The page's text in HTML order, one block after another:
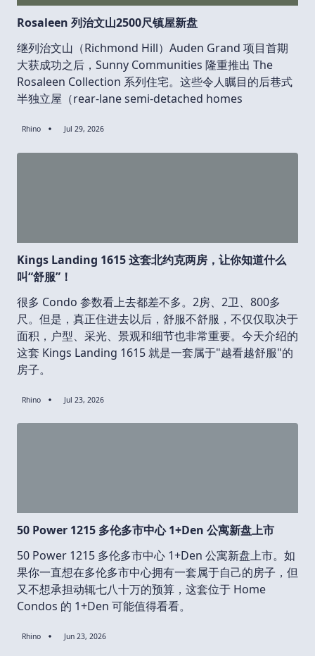
Rosaleen 列治文山2500尺镇屋新盘
继列治文山（Richmond Hill）Auden Grand 项目首期
大获成功之后，Sunny Communities 隆重推出 The
Rosaleen Collection 系列住宅。这些令人瞩目的后巷式
半独立屋（rear-lane semi-detached homes
Rhino Jul 29, 2026
Kings Landing 1615 这套北约克两房，让你知道什么
叫“舒服”！
很多 Condo 参数看上去都差不多。2房、2卫、800多
尺。但是，真正住进去以后，舒服不舒服，不仅仅取决于
面积，户型、采光、景观和细节也非常重要。今天介绍的
这套 Kings Landing 1615 就是一套属于"越看越舒服"的
房子。
Rhino Jul 23, 2026
50 Power 1215 多伦多市中心 1+Den 公寓新盘上市
50 Power 1215 多伦多市中心 1+Den 公寓新盘上市。如
果你一直想在多伦多市中心拥有一套属于自己的房子，但
又不想承担动辄七八十万的预算，这套位于 Home
Condos 的 1+Den 可能值得看看。
Rhino Jun 23, 2026